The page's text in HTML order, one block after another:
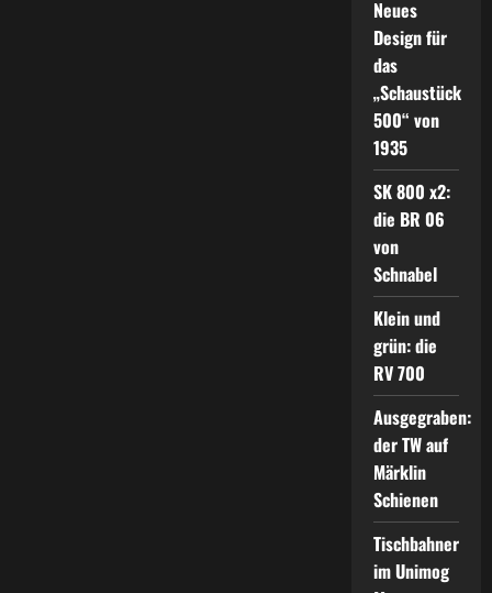
Neues
Design für
das
„Schaustück
500“ von
1935
SK 800 x2:
die BR 06
von
Schnabel
Klein und
grün: die
RV 700
Ausgegraben:
der TW auf
Märklin
Schienen
Tischbahner
im Unimog